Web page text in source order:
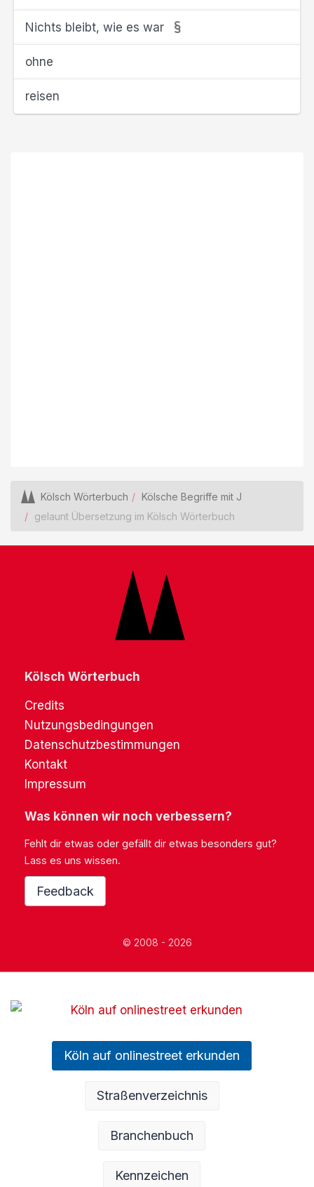
Nichts bleibt, wie es war
ohne
reisen
Kölsch Wörterbuch
Kölsche Begriffe mit J
gelaunt Übersetzung im Kölsch Wörterbuch
Kölsch Wörterbuch
Credits
Nutzungsbedingungen
Datenschutzbestimmungen
Kontakt
Impressum
Was können wir noch verbessern?
Fehlt dir etwas oder gefällt dir etwas besonders gut?
Lass es uns wissen.
Feedback
© 2008 - 2026
Köln auf onlinestreet erkunden
Straßenverzeichnis
Branchenbuch
Kennzeichen